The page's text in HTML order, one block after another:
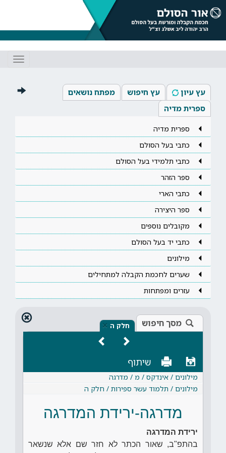
עץ עיון עץ חיפוש
מפתח נושאים
ספרית מדיה
ספרית מדיה
כתבי בעל הסולם
כתבי תלמידי בעל הסולם
ספר הזהר
כתבי הארי
ספר היצירה
מקובלים נוספים
כתבי יד בעל הסולם
מילונים
שערים לחכמת הקבלה למתחילים
עזרים ומפתחות
מסך חיפוש חלק ה ×
שיתוף
מילונים / אינדקס / מ / מדרגה
מילונים / תלמוד עשר ספירות / חלק ה
מדרגה-ירידת המדרגה
ירידת המדרגה
בהתפ"ב, שאור הכתר לא חזר שם אלא שנשאר